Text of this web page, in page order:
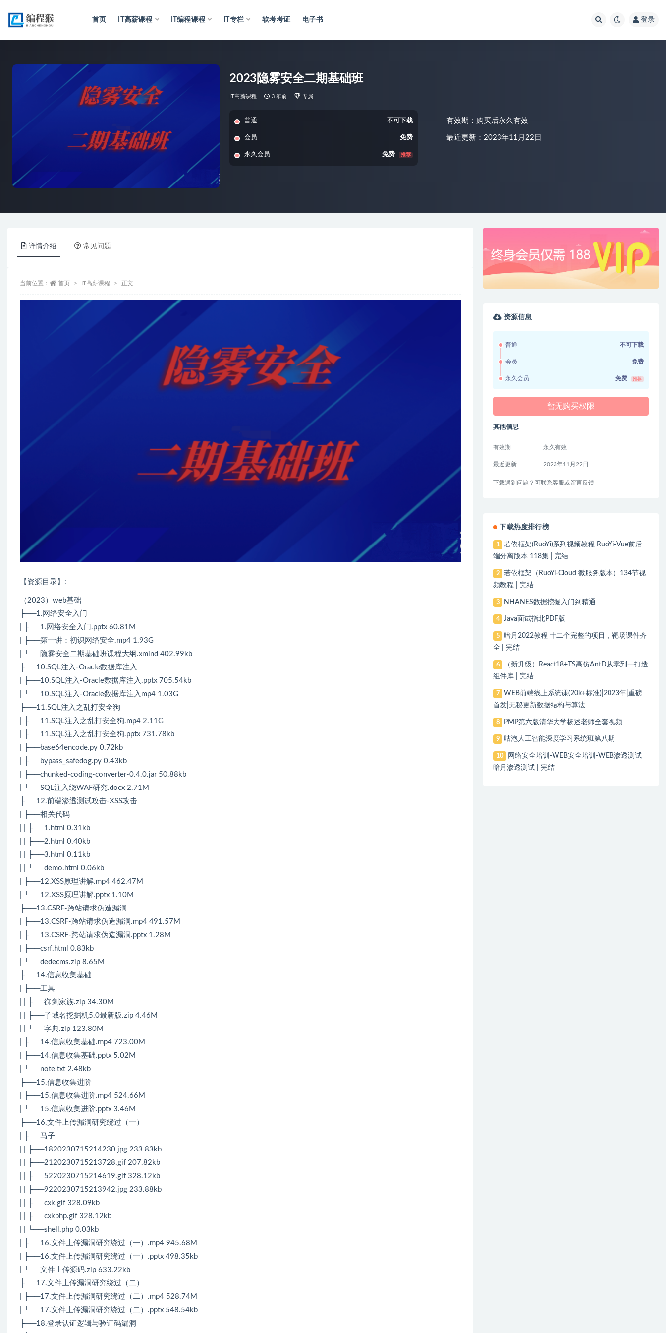
首页 IT高薪课程 IT编程课程 IT专栏 软考考证 电子书 登录
2023隐雾安全二期基础班
IT高薪课程 3 年前 专属
普通 不可下载
会员 免费
永久会员 免费 推荐
有效期：购买后永久有效
最近更新：2023年11月22日
详情介绍 常见问题
当前位置： 首页 IT高薪课程 正文
【资源目录】:
（2023）web基础
├──1.网络安全入门
| ├──1.网络安全入门.pptx 60.81M
| ├──第一讲：初识网络安全.mp4 1.93G
| └──隐雾安全二期基础班课程大纲.xmind 402.99kb
├──10.SQL注入-Oracle数据库注入
| ├──10.SQL注入-Oracle数据库注入.pptx 705.54kb
| └──10.SQL注入-Oracle数据库注入mp4 1.03G
├──11.SQL注入之乱打安全狗
| ├──11.SQL注入之乱打安全狗.mp4 2.11G
| ├──11.SQL注入之乱打安全狗.pptx 731.78kb
| ├──base64encode.py 0.72kb
| ├──bypass_safedog.py 0.43kb
| ├──chunked-coding-converter-0.4.0.jar 50.88kb
| └──SQL注入绕WAF研究.docx 2.71M
├──12.前端渗透测试攻击-XSS攻击
| ├──相关代码
| | ├──1.html 0.31kb
| | ├──2.html 0.40kb
| | ├──3.html 0.11kb
| | └──demo.html 0.06kb
| ├──12.XSS原理讲解.mp4 462.47M
| └──12.XSS原理讲解.pptx 1.10M
├──13.CSRF-跨站请求伪造漏洞
| ├──13.CSRF-跨站请求伪造漏洞.mp4 491.57M
| ├──13.CSRF-跨站请求伪造漏洞.pptx 1.28M
| ├──csrf.html 0.83kb
| └──dedecms.zip 8.65M
├──14.信息收集基础
| ├──工具
| | ├──御剑家族.zip 34.30M
| | ├──子域名挖掘机5.0最新版.zip 4.46M
| | └──字典.zip 123.80M
| ├──14.信息收集基础.mp4 723.00M
| ├──14.信息收集基础.pptx 5.02M
| └──note.txt 2.48kb
├──15.信息收集进阶
| ├──15.信息收集进阶.mp4 524.66M
| └──15.信息收集进阶.pptx 3.46M
├──16.文件上传漏洞研究绕过（一）
| ├──马子
| | ├──1820230715214230.jpg 233.83kb
| | ├──2120230715213728.gif 207.82kb
| | ├──5220230715214619.gif 328.12kb
| | ├──9220230715213942.jpg 233.88kb
| | ├──cxk.gif 328.09kb
| | ├──cxkphp.gif 328.12kb
| | └──shell.php 0.03kb
| ├──16.文件上传漏洞研究绕过（一）.mp4 945.68M
| ├──16.文件上传漏洞研究绕过（一）.pptx 498.35kb
| └──文件上传源码.zip 633.22kb
├──17.文件上传漏洞研究绕过（二）
| ├──17.文件上传漏洞研究绕过（二）.mp4 528.74M
| └──17.文件上传漏洞研究绕过（二）.pptx 548.54kb
├──18.登录认证逻辑与验证码漏洞
资源信息
普通 不可下载
会员 免费
永久会员 免费 推荐
暂无购买权限
其他信息
有效期 永久有效
最近更新 2023年11月22日
下载遇到问题？可联系客服或留言反馈
下载热度排行榜
1
若依框架(RuoYi)系列视频教程 RuoYi-Vue前后
端分离版本 118集 | 完结
2
若依框架（RuoYi-Cloud 微服务版本）134节视
频教程 | 完结
3 NHANES数据挖掘入门到精通
4 Java面试指北PDF版
5
暗月2022教程 十二个完整的项目，靶场课件齐
全 | 完结
6
（新升级）React18+TS高仿AntD从零到一打造
组件库 | 完结
7
WEB前端线上系统课(20k+标准)|2023年|重磅
首发|无秘更新数据结构与算法
8 PMP第六版清华大学杨述老师全套视频
9 咕泡人工智能深度学习系统班第八期
10
网络安全培训-WEB安全培训-WEB渗透测试
暗月渗透测试 | 完结